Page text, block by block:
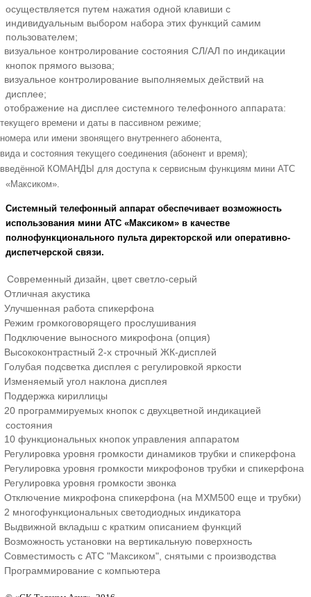
осуществляется путем нажатия одной клавиши с
индивидуальным выбором набора этих функций самим
пользователем;
визуальное контролирование состояния СЛ/АЛ по индикации
кнопок прямого вызова;
визуальное контролирование выполняемых действий на
дисплее;
отображение на дисплее системного телефонного аппарата:
текущего времени и даты в пассивном режиме;
номера или имени звонящего внутреннего абонента,
вида и состояния текущего соединения (абонент и время);
введённой КОМАНДЫ для доступа к сервисным функциям мини АТС
«Максиком».
Системный телефонный аппарат обеспечивает возможность
использования мини АТС «Максиком» в качестве
полнофункционального пульта директорской или оперативно-
диспетчерской связи.
Современный дизайн, цвет светло-серый
Отличная акустика
Улучшенная работа спикерфона
Режим громкоговорящего прослушивания
Подключение выносного микрофона (опция)
Высококонтрастный 2-х строчный ЖК-дисплей
Голубая подсветка дисплея с регулировкой яркости
Изменяемый угол наклона дисплея
Поддержка кириллицы
20 программируемых кнопок с двухцветной индикацией
состояния
10 функциональных кнопок управления аппаратом
Регулировка уровня громкости динамиков трубки и спикерфона
Регулировка уровня громкости микрофонов трубки и спикерфона
Регулировка уровня громкости звонка
Отключение микрофона спикерфона (на МХМ500 еще и трубки)
2 многофункциональных светодиодных индикатора
Выдвижной вкладыш с кратким описанием функций
Возможность установки на вертикальную поверхность
Совместимость с АТС "Максиком", снятыми с производства
Программирование с компьютера